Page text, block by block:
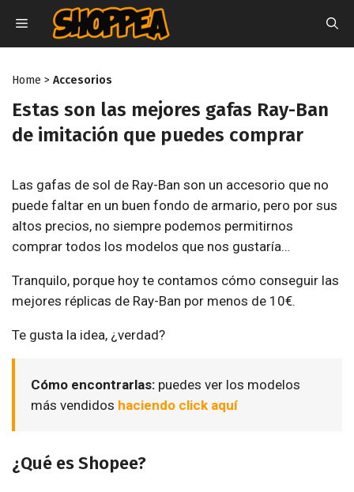
contenido
MENÚ
Home > Accesorios
Estas son las mejores gafas Ray-Ban
de imitación que puedes comprar
Las gafas de sol de Ray-Ban son un accesorio que no
puede faltar en un buen fondo de armario, pero por sus
altos precios, no siempre podemos permitirnos
comprar todos los modelos que nos gustaría…
Tranquilo, porque hoy te contamos cómo conseguir las
mejores réplicas de Ray-Ban por menos de 10€.
Te gusta la idea, ¿verdad?
Cómo encontrarlas: puedes ver los modelos
más vendidos haciendo click aquí
¿Qué es Shopee?